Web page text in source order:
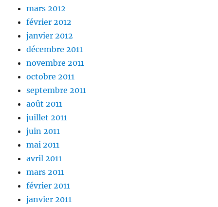
mars 2012
février 2012
janvier 2012
décembre 2011
novembre 2011
octobre 2011
septembre 2011
août 2011
juillet 2011
juin 2011
mai 2011
avril 2011
mars 2011
février 2011
janvier 2011